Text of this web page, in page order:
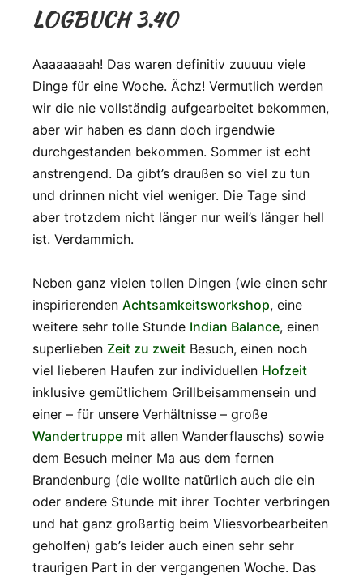
LOGBUCH 3.40
Aaaaaaaah! Das waren definitiv zuuuuu viele
Dinge für eine Woche. Ächz! Vermutlich werden
wir die nie vollständig aufgearbeitet bekommen,
aber wir haben es dann doch irgendwie
durchgestanden bekommen. Sommer ist echt
anstrengend. Da gibt’s draußen so viel zu tun
und drinnen nicht viel weniger. Die Tage sind
aber trotzdem nicht länger nur weil’s länger hell
ist. Verdammich.
Neben ganz vielen tollen Dingen (wie einen sehr
inspirierenden Achtsamkeitsworkshop, eine
weitere sehr tolle Stunde Indian Balance, einen
superlieben Zeit zu zweit Besuch, einen noch
viel lieberen Haufen zur individuellen Hofzeit
inklusive gemütlichem Grillbeisammensein und
einer – für unsere Verhältnisse – große
Wandertruppe mit allen Wanderflauschs) sowie
dem Besuch meiner Ma aus dem fernen
Brandenburg (die wollte natürlich auch die ein
oder andere Stunde mit ihrer Tochter verbringen
und hat ganz großartig beim Vliesvorbearbeiten
geholfen) gab’s leider auch einen sehr sehr
traurigen Part in der vergangenen Woche. Das